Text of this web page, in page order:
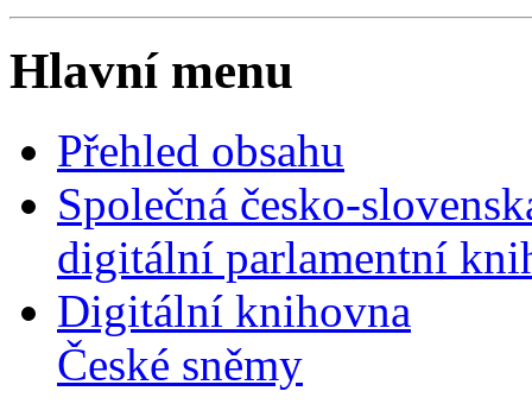
Hlavní menu
Přehled obsahu
Společná česko-
digitální parlamentní
Digitální knihovna
České sněmy